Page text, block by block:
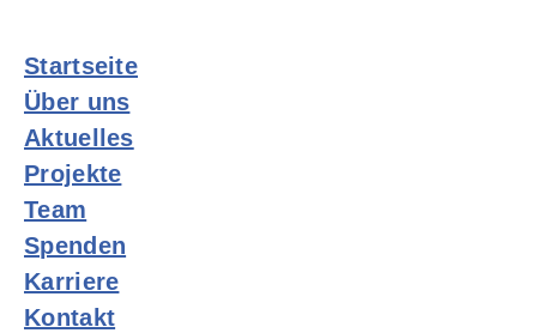
Startseite
Über uns
Aktuelles
Projekte
Team
Spenden
Karriere
Kontakt